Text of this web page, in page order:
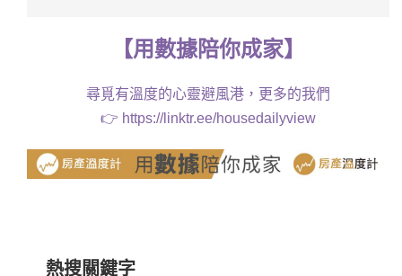
【用數據陪你成家】
尋覓有溫度的心靈避風港，更多的我們
👉 https://linktr.ee/housedailyview
熱搜關鍵字